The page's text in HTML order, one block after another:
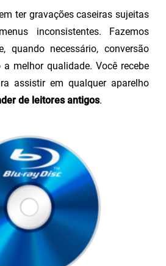
ter gravações caseiras sujeitas
inconsistentes. Fazemos
quando necessário, conversão
melhor qualidade. Você recebe
assistir em qualquer aparelho
de leitores antigos.